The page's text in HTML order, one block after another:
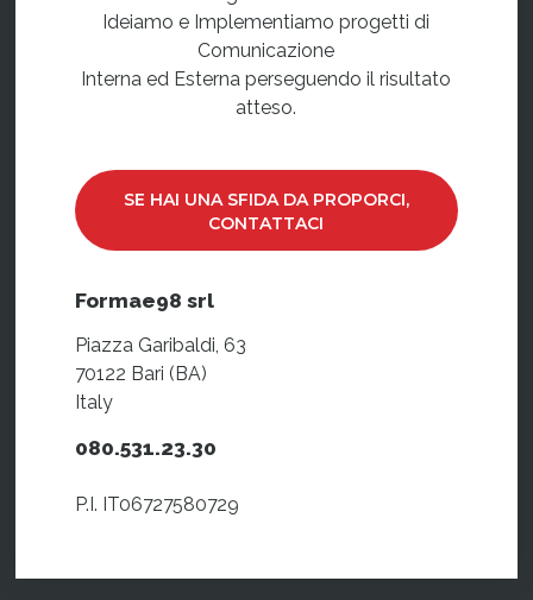
Ideiamo e Implementiamo progetti di
Comunicazione
Interna ed Esterna perseguendo il risultato
atteso.
SE HAI UNA SFIDA DA PROPORCI,
CONTATTACI
Formae98 srl
Piazza Garibaldi, 63
70122 Bari (BA)
Italy
080.531.23.30
P.I. IT06727580729